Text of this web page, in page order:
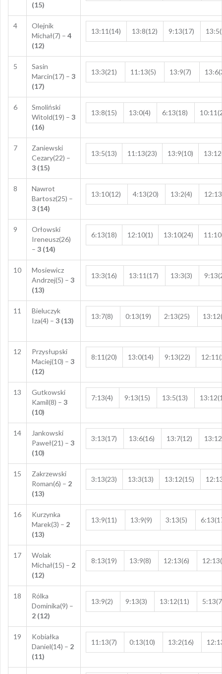
(15)
4
Olejnik
Michał(7) – 4
(12)
13:11(14) 13:8(12) 9:13(17)
5
Sasin
Marcin(17) – 3
(17)
13:3(21) 11:13(5) 13:9(7)
6
Smoliński
Witold(19) – 3
(16)
13:8(15) 13:0(4) 6:13(18)
7
Zaniewski
Cezary(22) –
3 (15)
13:5(13) 11:13(23) 13:9(10)
8
Nawrot
Bartosz(25) –
3 (14)
13:10(12) 4:13(20) 13:2(4)
9
Orłowski
Ireneusz(26)
– 3 (14)
6:13(18) 12:10(1) 13:10(24)
10
Mosiewicz
Andrzej(5) – 3
(13)
13:3(16) 13:11(17) 13:3(3)
11
Bieluczyk
Iza(4) – 3 (13)
13:7(8) 0:13(19) 2:13(25)
12
Przysłupski
Maciej(10) – 3
(12)
8:11(20) 13:0(14) 9:13(22)
13
Gutkowski
Kamil(8) – 3
(10)
7:13(4) 9:13(15) 13:5(13)
14
Jankowski
Paweł(21) – 3
(10)
3:13(17) 13:6(16) 13:7(12)
15
Zakrzewski
Roman(6) – 2
(13)
3:13(23) 13:3(13) 13:12(15)
16
Kurzynka
Marek(3) – 2
(13)
13:9(11) 13:9(9) 3:13(5)
17
Wolak
Michał(15) – 2
(12)
8:13(19) 13:9(8) 12:13(6)
18
Rólka
Dominika(9) –
2 (12)
13:9(2) 9:13(3) 13:12(11)
19
Kobiałka
Daniel(14) – 2
(11)
11:13(7) 0:13(10) 13:2(16)